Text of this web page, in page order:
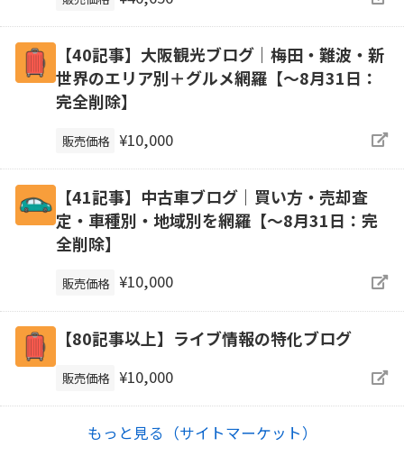
【40記事】大阪観光ブログ｜梅田・難波・新
世界のエリア別＋グルメ網羅【～8月31日：
完全削除】
販売価格 ¥10,000
【41記事】中古車ブログ｜買い方・売却査
定・車種別・地域別を網羅【～8月31日：完
全削除】
販売価格 ¥10,000
【80記事以上】ライブ情報の特化ブログ
販売価格 ¥10,000
もっと見る（サイトマーケット）